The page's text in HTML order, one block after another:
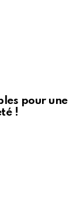
pour une
!